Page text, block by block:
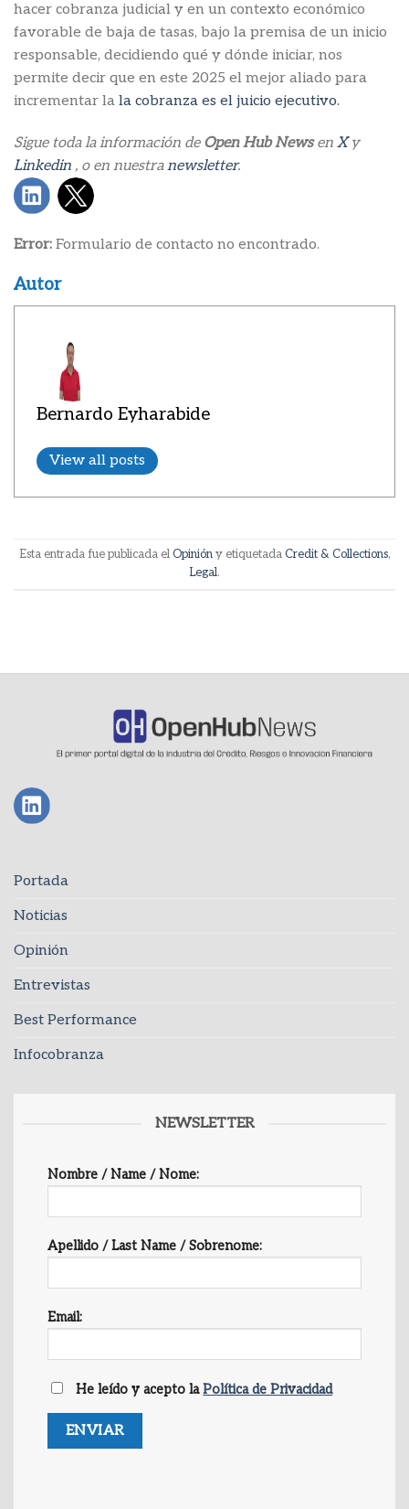
hacer cobranza judicial y en un contexto económico
favorable de baja de tasas, bajo la premisa de un inicio
responsable, decidiendo qué y dónde iniciar, nos
permite decir que en este 2025 el mejor aliado para
incrementar la la cobranza es el juicio ejecutivo.
Sigue toda la información de Open Hub Newsen Xy
Linkedin , o en nuestranewsletter.
Error: Formulario de contacto no encontrado.
Autor
Bernardo Eyharabide
View all posts
Esta entrada fue publicada elOpinióny etiquetadaCredit & Collections,
Legal.
Portada
Noticias
Opinión
Entrevistas
Best Performance
Infocobranza
NEWSLETTER
Nombre / Name / Nome:
Apellido / Last Name / Sobrenome:
Email:
He leído y acepto laPolítica de Privacidad